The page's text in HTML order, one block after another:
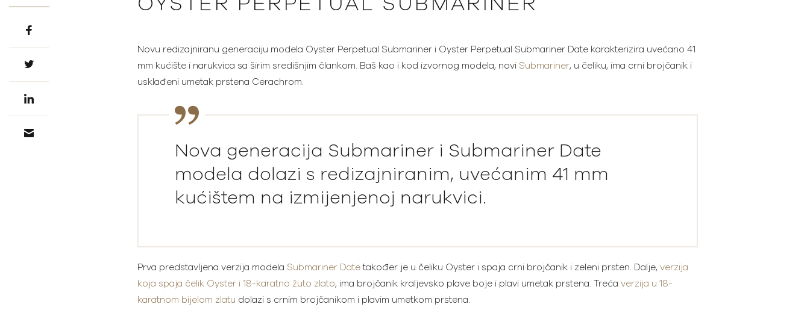
Novu redizajniranu generaciju modela Oyster Perpetual Submariner i Oyster Perpetual Submariner Date karakterizira uvećano 41
mm kućište i narukvica sa širim središnjim člankom. Baš kao i kod izvornog modela, novi Submariner, u čeliku, ima crni brojčanik i
usklađeni umetak prstena Cerachrom.
Nova generacija Submariner i Submariner Date
modela dolazi s redizajniranim, uvećanim 41 mm
kućištem na izmijenjenoj narukvici.
Prva predstavljena verzija modela Submariner Datetakođer je u čeliku Oyster i spaja crni brojčanik i zeleni prsten. Dalje, verzija
koja spaja čelik Oyster i 18-karatno žuto zlato, ima brojčanik kraljevsko plave boje i plavi umetak prstena. Treća verzija u 18-
karatnom bijelom zlatu dolazi s crnim brojčanikom i plavim umetkom prstena.